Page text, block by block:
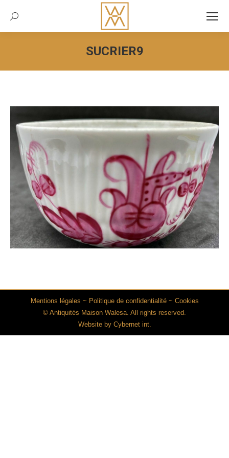
Recherche:
SUCRIER9
Vous êtes ici :
Mentions légales ~ Politique de confidentialité~ Cookies
© Antiquités Maison Walesa. All rights reserved.
Website by Cybernet int.